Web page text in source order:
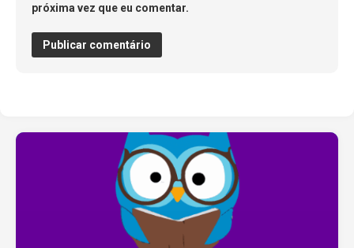
próxima vez que eu comentar.